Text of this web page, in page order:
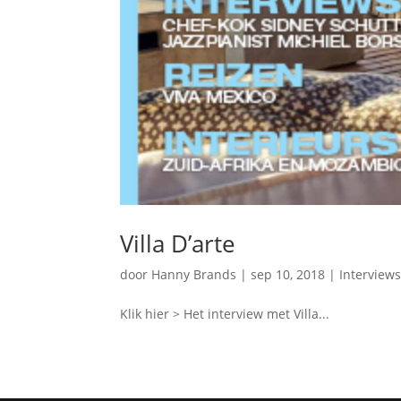
Villa D’arte
door Hanny Brands |sep 10, 2018 | Interviews
Klik hier > Het interview met Villa...